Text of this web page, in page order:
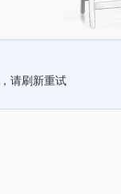
请刷新重试